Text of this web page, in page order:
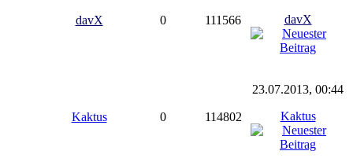
davX 0 111566
davX
Kaktus 0 114802
23.07.2013, 00:44
Kaktus